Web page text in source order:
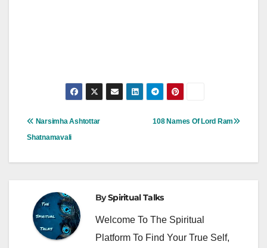
Post
108 Names Of Lord Ram
Narsimha Ashtottar
Shatnamavali
BySpiritual Talks
Welcome To The Spiritual
Platform To Find Your True Self,